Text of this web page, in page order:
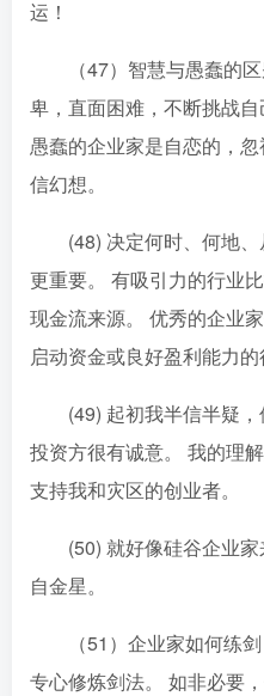
运！
（47）智慧与愚蠢的
卑，直面困难，不断挑战
愚蠢的企业家是自恋的，
信幻想。
(48) 决定何时、何地
更重要。 有吸引力的行业
现金流来源。 优秀的企业
启动资金或良好盈利能力的
(49) 起初我半信半疑
投资方很有诚意。 我的理
支持我和灾区的创业者。
(50) 就好像硅谷企业
自金星。
（51）企业家如何练
专心修炼剑法。 如非必要